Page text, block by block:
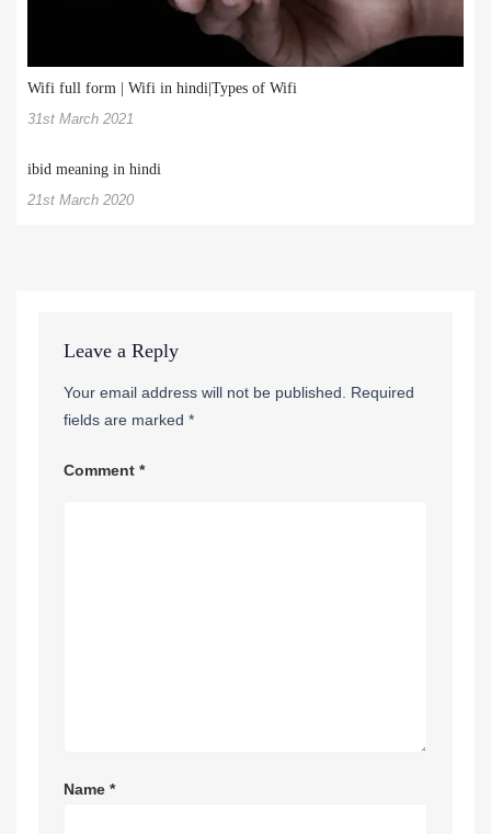
Wifi full form | Wifi in hindi|Types of Wifi
31st March 2021
ibid meaning in hindi
21st March 2020
Leave a Reply
Your email address will not be published. Required
fields are marked *
Comment *
Name *